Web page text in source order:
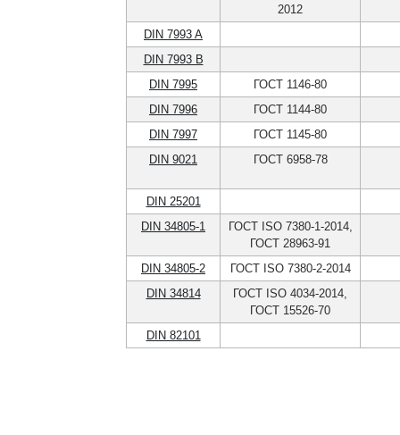
2012
DIN 7993 A
DIN 7993 B
DIN 7995
ГОСТ 1146-80
DIN 7996
ГОСТ 1144-80
DIN 7997
ГОСТ 1145-80
DIN 9021
ГОСТ 6958-78
DIN 25201
DIN 34805-1
ГОСТ ISO 7380-1-2014,
ГОСТ 28963-91
DIN 34805-2
ГОСТ ISO 7380-2-2014
DIN 34814
ГОСТ ISO 4034-2014,
ГОСТ 15526-70
DIN 82101